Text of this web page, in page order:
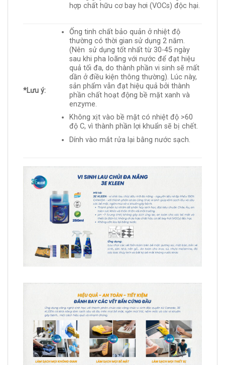
hợp chất hữu cơ bay hơi (VOCs) độc hại.
*Lưu ý:
Ống tinh chất bảo quản ở nhiệt độ
thường có thời gian sử dụng 2 năm.
(Nên sử dụng tốt nhất từ 30-45 ngày
sau khi pha loãng với nước để đạt hiệu
quả tối đa, do thành phần vi sinh sẽ mất
dần ở điều kiện thông thường). Lúc này,
sản phẩm vẫn đạt hiệu quả bởi thành
phần chất hoạt động bề mặt xanh và
enzyme.
Không xịt vào bề mặt có nhiệt độ >60
độ C, vì thành phần lợi khuẩn sẽ bị chết.
Dính vào mắt rửa lại bằng nước sạch.